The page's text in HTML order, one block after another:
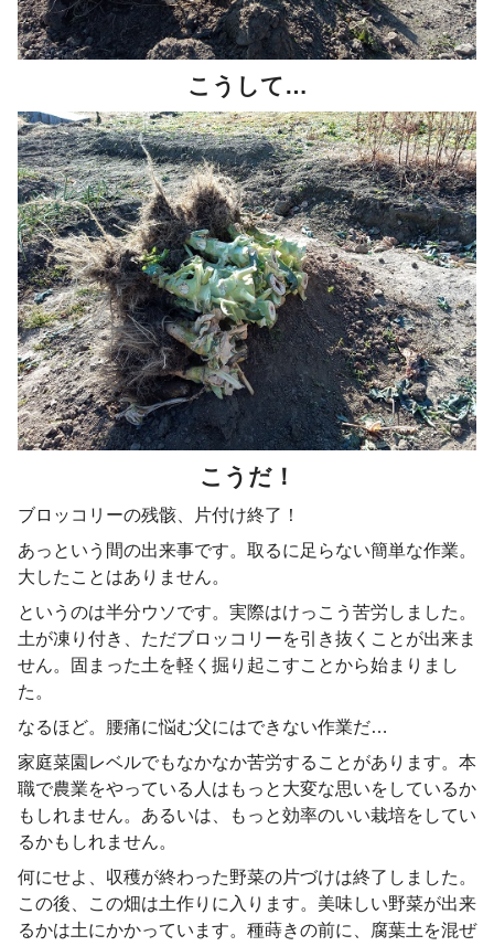
こうして…
こうだ！
ブロッコリーの残骸、片付け終了！
あっという間の出来事です。取るに足らない簡単な作業。
大したことはありません。
というのは半分ウソです。実際はけっこう苦労しました。
土が凍り付き、ただブロッコリーを引き抜くことが出来ま
せん。固まった土を軽く掘り起こすことから始まりまし
た。
なるほど。腰痛に悩む父にはできない作業だ…
家庭菜園レベルでもなかなか苦労することがあります。本
職で農業をやっている人はもっと大変な思いをしているか
もしれません。あるいは、もっと効率のいい栽培をしてい
るかもしれません。
何にせよ、収穫が終わった野菜の片づけは終了しました。
この後、この畑は土作りに入ります。美味しい野菜が出来
るかは土にかかっています。種蒔きの前に、腐葉土を混ぜ